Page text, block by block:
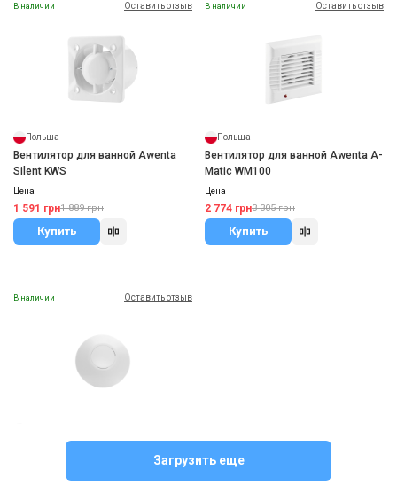
В наличии Оставить отзыв
Польша
Вентилятор для ванной Awenta
Silent KWS
Цена
1 591 грн1 889 грн
Купить
В наличии Оставить отзыв
Польша
Вентилятор для ванной Awenta A-
Matic WM100
Цена
2 774 грн3 305 грн
Купить
В наличии Оставить отзыв
Вентилятор для ванной Marley
Загрузить еще